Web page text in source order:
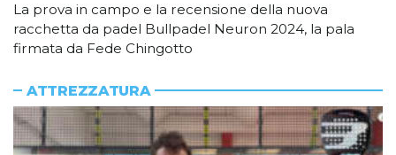
La prova in campo e la recensione della nuova
racchetta da padel Bullpadel Neuron 2024, la pala
firmata da Fede Chingotto
ATTREZZATURA